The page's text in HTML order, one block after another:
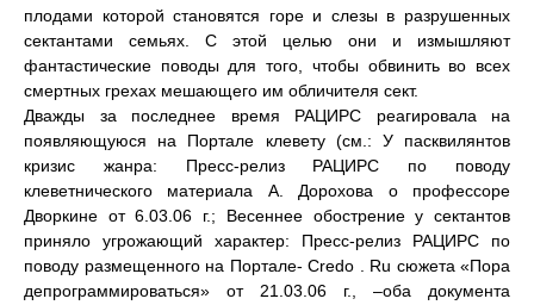
плодами которой становятся горе и слезы в разрушенных
сектантами семьях. С этой целью они и измышляют
фантастические поводы для того, чтобы обвинить во всех
смертных грехах мешающего им обличителя сект.
Дважды за последнее время РАЦИРС реагировала на
появляющуюся на Портале клевету (см.: У пасквилянтов
кризис жанра: Пресс-релиз РАЦИРС по поводу
клеветнического материала А. Дорохова о профессоре
Дворкине от 6.03.06 г.; Весеннее обострение у сектантов
приняло угрожающий характер: Пресс-релиз РАЦИРС по
поводу размещенного на Портале- Credo . Ru сюжета «Пора
депрограммироваться» от 21.03.06 г., –оба документа